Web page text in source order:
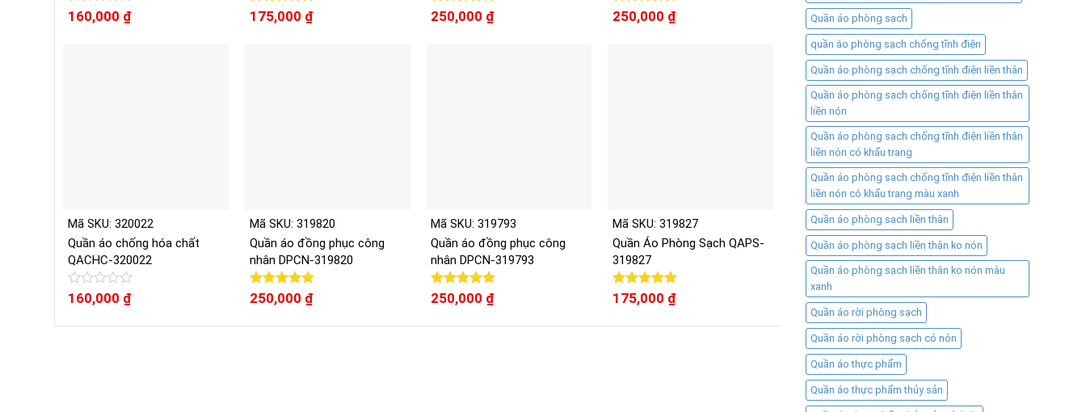
Được
160,000 ₫
Được xếp
hạng
175,000 ₫
Được xếp
hạng
250,000 ₫
Được xếp
hạng
250,000 ₫
Mã SKU: 320022
Quần áo chống hóa chất
QACHC-320022
Được
160,000 ₫
Mã SKU: 319820
Quần áo đồng phục công
nhân DPCN-319820
Được xếp
hạng
250,000 ₫
Mã SKU: 319793
Quần áo đồng phục công
nhân DPCN-319793
Được xếp
hạng
250,000 ₫
Mã SKU: 319827
Quần Áo Phòng Sạch QAPS-
319827
Được xếp
hạng
175,000 ₫
Quần áo phòng sạch
quần áo phòng sạch chống tĩnh điện
Quần áo phòng sạch chống tĩnh điện liền thân
Quần áo phòng sạch chống tĩnh điện liền thân
liền nón
Quần áo phòng sạch chống tĩnh điện liền thân
liền nón có khẩu trang
Quần áo phòng sạch chống tĩnh điện liền thân
liền nón có khẩu trang màu xanh
Quần áo phòng sạch liền thân
Quần áo phòng sạch liền thân ko nón
Quần áo phòng sạch liền thân ko nón màu
xanh
Quần áo rời phòng sạch
Quần áo rời phòng sạch có nón
Quần áo thực phẩm
Quần áo thực phẩm thủy sản